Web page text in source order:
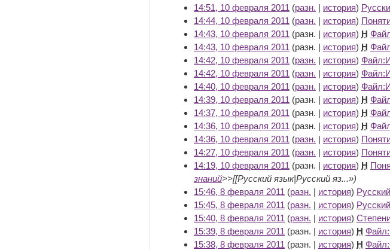
14:51, 10 февраля 2011 (разн. | история)
14:44, 10 февраля 2011 (разн. | история)
14:43, 10 февраля 2011 (разн. | история) Н
14:43, 10 февраля 2011 (разн. | история) Н
14:42, 10 февраля 2011 (разн. | история)
14:42, 10 февраля 2011 (разн. | история)
14:40, 10 февраля 2011 (разн. | история)
14:39, 10 февраля 2011 (разн. | история) Н
14:37, 10 февраля 2011 (разн. | история) Н
14:36, 10 февраля 2011 (разн. | история) Н
14:36, 10 февраля 2011 (разн. | история)
14:27, 10 февраля 2011 (разн. | история)
14:19, 10 февраля 2011 (разн. | история) Н
знаний>>[[Русский язык|Русский яз...»)
15:46, 8 февраля 2011 (разн. | история)
15:45, 8 февраля 2011 (разн. | история)
15:40, 8 февраля 2011 (разн. | история)
15:39, 8 февраля 2011 (разн. | история) Н
15:38, 8 февраля 2011 (разн. | история) Н